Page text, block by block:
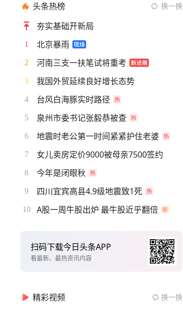
头条热榜 换一换
夯实基础开新局
1 北京暴雨
2 河南三支一扶笔试将重考
3 我国外贸延续良好增长态势
4 台风白海豚实时路径
5 泉州市委书记张毅恭被查
6 地震时老公第一时间紧紧护住老婆
7 女儿卖房定价9000被母亲7500签约
8 今年是闭眼秋
9 四川宜宾高县4.9级地震致1死
10 A股一周牛股出炉 最牛股近乎翻倍
扫码下载今日头条APP
看最新、最热资讯内容
精彩视频 换一换